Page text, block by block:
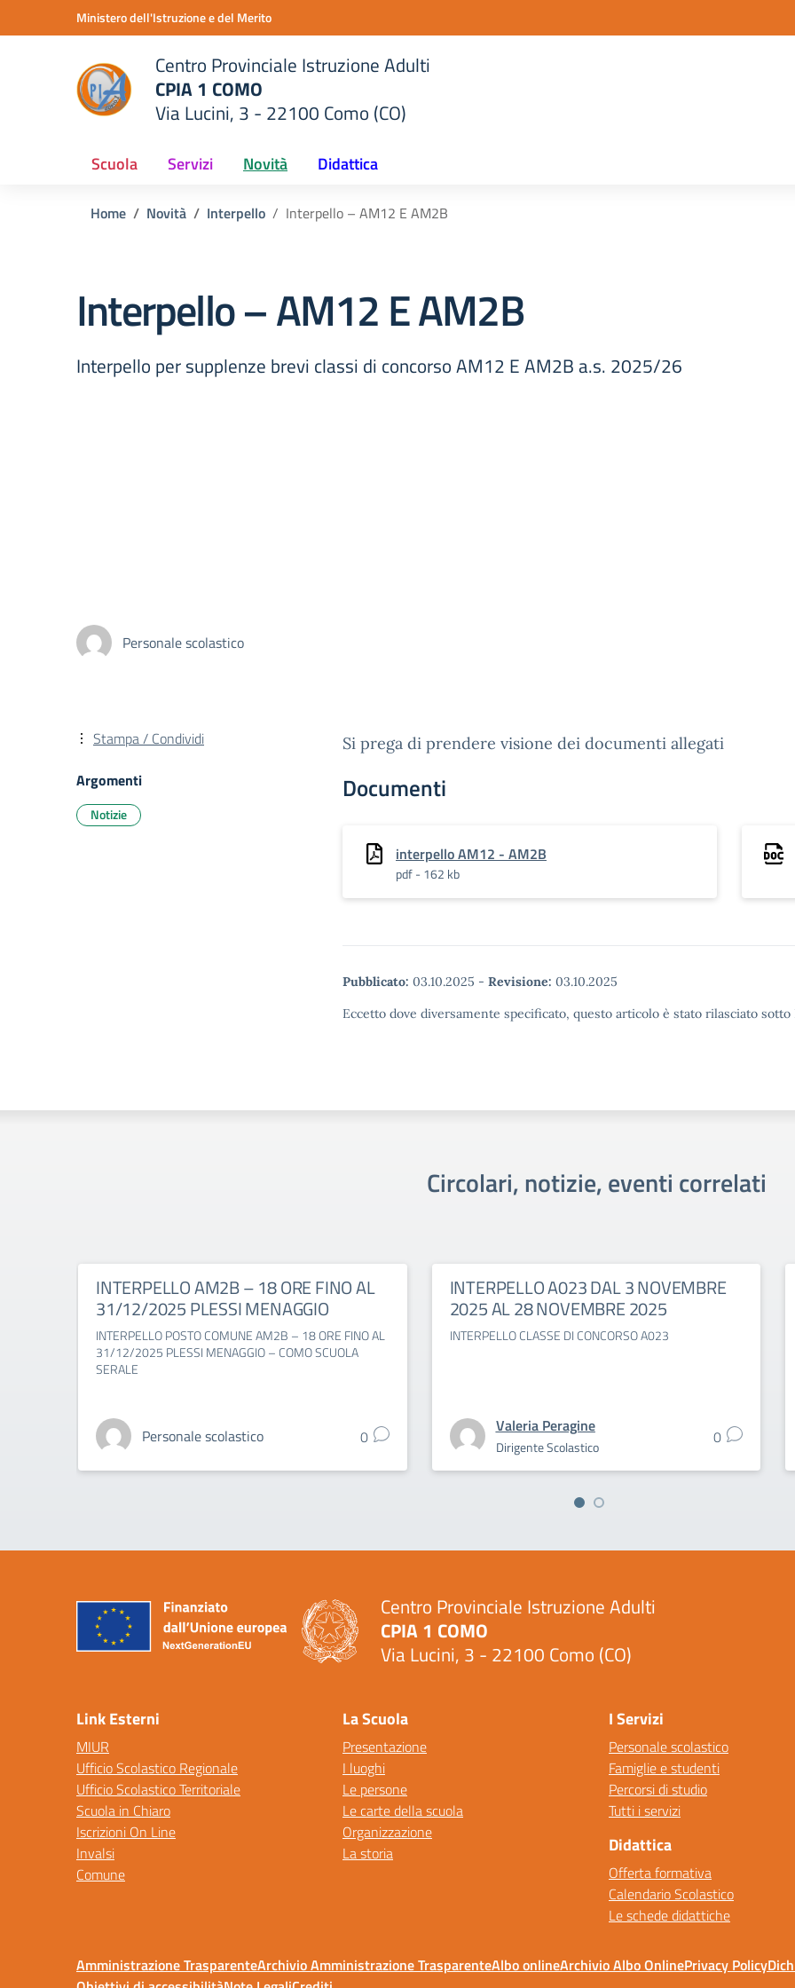
Vai ai contenuti
Vai al menu di navigazioneMinistero dell'Istruzione e del Merito
Centro Provinciale Istruzione Adulti
CPIA 1 COMO
Via Lucini, 3 - 22100 Como (CO)
Scuola Servizi Novità Didattica
Home Novità Interpello Interpello – AM12 E AM2B
Interpello – AM12 E AM2B
Interpello per supplenze brevi classi di concorso AM12 E AM2B a.s. 2025/26
Personale scolastico
Si prega di prendere visione dei documenti allegati
Documenti
interpello AM12 - AM2B
pdf - 162 kb
Pubblicato: 03.10.2025 - Revisione: 03.10.2025
Eccetto dove diversamente specificato, questo articolo è stato rilasciato
Stampa / Condividi
Argomenti
Notizie
Circolari, notizie, eventi correlati
INTERPELLO AM2B – 18 ORE FINO AL
31/12/2025 PLESSI MENAGGIO
INTERPELLO POSTO COMUNE AM2B – 18 ORE FINO AL
31/12/2025 PLESSI MENAGGIO – COMO SCUOLA
SERALE
Personale scolastico 0
INTERPELLO A023 DAL 3 NOVEMBRE
2025 AL 28 NOVEMBRE 2025
INTERPELLO CLASSE DI CONCORSO A023
Valeria Peragine
Dirigente Scolastico 0
Centro Provinciale Istruzione Adulti
CPIA 1 COMO
Via Lucini, 3 - 22100 Como (CO)
Link Esterni
MIUR
Ufficio Scolastico Regionale
Ufficio Scolastico Territoriale
Scuola in Chiaro
Iscrizioni On Line
Invalsi
Comune
La Scuola
Presentazione
I luoghi
Le persone
Le carte della scuola
Organizzazione
La storia
I Servizi
Personale scolastico
Famiglie e studenti
Percorsi di studio
Tutti i servizi
Didattica
Offerta formativa
Calendario Scolastico
Le schede didattiche
Amministrazione TrasparenteArchivio Amministrazione TrasparenteAlbo onlineArchivio Albo OnlinePrivacy Policy